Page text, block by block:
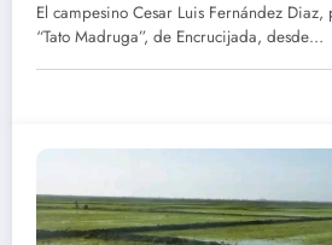
El campesino Cesar Luis Fernández Diaz,
“Tato Madruga”, de Encrucijada, desde…